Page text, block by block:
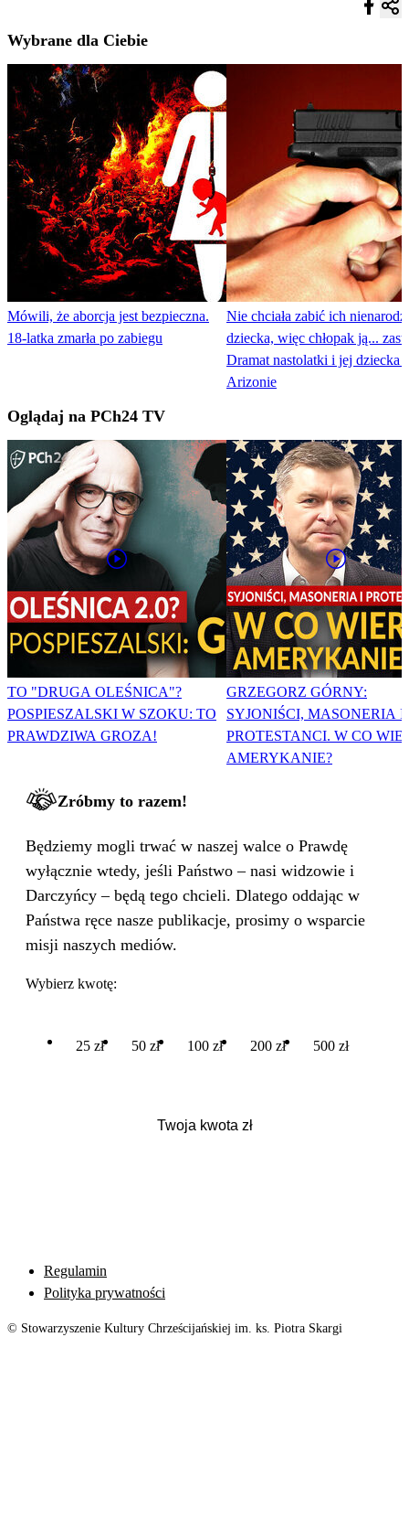
Wybrane dla Ciebie
Mówili, że aborcja jest bezpieczna.
18-latka zmarła po zabiegu
Nie chciała zabić ich
dziecka, więc chłopak ją...
Dramat nastolatki i jej dziecka
Arizonie
Oglądaj na PCh24 TV
TO "DRUGA OLEŚNICA"?
POSPIESZALSKI W SZOKU: TO
PRAWDZIWA GROZA!
GRZEGORZ GÓRNY:
SYJONIŚCI, MASONERIA I
PROTESTANCI. W CO
AMERYKANIE?
Zróbmy to razem!
Będziemy mogli trwać w naszej walce o Prawdę
wyłącznie wtedy, jeśli Państwo – nasi widzowie i
Darczyńcy – będą tego chcieli. Dlatego oddając w
Państwa ręce nasze publikacje, prosimy o wsparcie
misji naszych mediów.
Wybierz kwotę:
25 zł 50 zł 100 zł 200 zł 500 zł
Regulamin
Polityka prywatności
© Stowarzyszenie Kultury Chrześcijańskiej im. ks. Piotra Skargi